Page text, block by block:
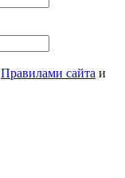
Правилами сайта и